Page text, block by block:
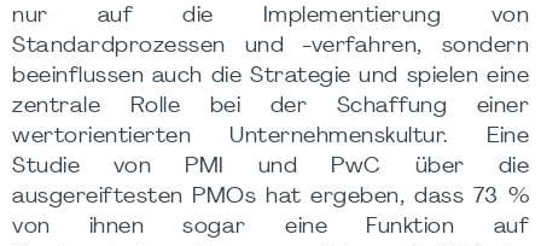
nur auf die Implementierung von
Standardprozessen und -verfahren, sondern
beeinflussen auch die Strategie und spielen eine
zentrale Rolle bei der Schaffung einer
wertorientierten Unternehmenskultur. Eine
Studie von PMI und PwC über die
ausgereiftesten PMOs hat ergeben, dass 73 %
von ihnen sogar eine Funktion auf